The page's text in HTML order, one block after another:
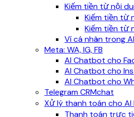
Kiếm tiền từ nội
Kiếm tiền từ
Kiếm tiền từ
Ví cá nhân trong
Meta: WA, IG, FB
AI Chatbot cho
AI Chatbot cho
AI Chatbot cho
Telegram CRMchat
Xử lý thanh toán cho AI
Thanh toán trực